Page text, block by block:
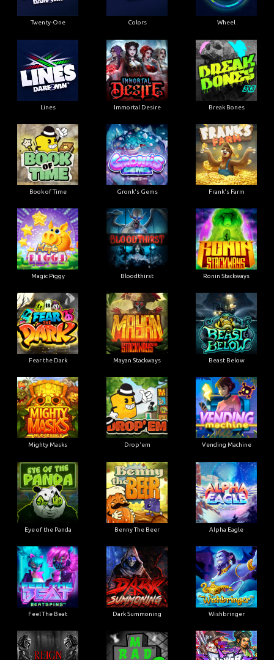
Twenty-One Colors Wheel
Lines Immortal Desire Break Bones
Book of Time Gronk's Gems Frank's Farm
Magic Piggy Bloodthirst Ronin Stackways
Fear the Dark Mayan Stackways Beast Below
Mighty Masks Drop'em Vending Machine
Eye of the Panda Benny The Beer Alpha Eagle
Feel The Beat Dark Summoning Wishbringer